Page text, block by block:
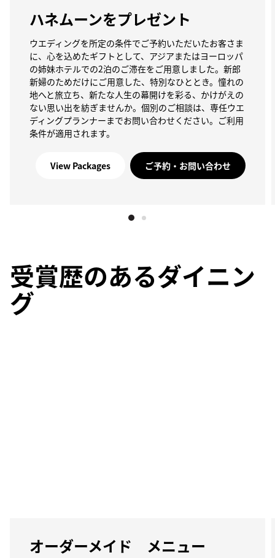
ハネムーンをプレゼント
ウエディングを所定の条件でご予約いただいたお客さま
に、心を込めたギフトとして、アジアまたはヨーロッパ
の姉妹ホテルでの2泊のご滞在をご用意しました。新郎
新婦のためだけにご用意した、特別なひととき。憧れの
地へと旅立ち、新たな人生の幕開けを彩る、かけがえの
ない思い出を紡ぎませんか。個別のご相談は、専任ウエ
ディングプランナーまでお問い合わせください。ご利用
条件が適用されます。
View Packages ご予約・お問い合わせ
受賞歴のあるダイニン
グ
オーダーメイド メニュー